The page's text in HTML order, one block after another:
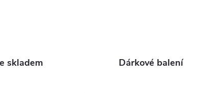
skladem Dárkové balení